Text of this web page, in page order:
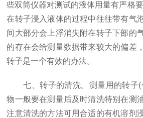
些双筒仪器对测试的液体用量有严格
在转子浸入液体的过程中往往带有气
间大部分会上浮消失附在转子下部的
的存在会给测量数据带来较大的偏差
转子是一个有效的办法。
七、转子的清洗。测量用的转子(
物一般要在测量后及时清洗特别在测
注意清洗的方法可用合适的有机溶剂